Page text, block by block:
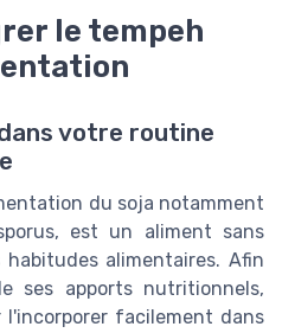
le tempeh
votre routine
du soja notamment
est un aliment sans
alimentaires. Afin
ses apports nutritionnels,
l'incorporer facilement dans